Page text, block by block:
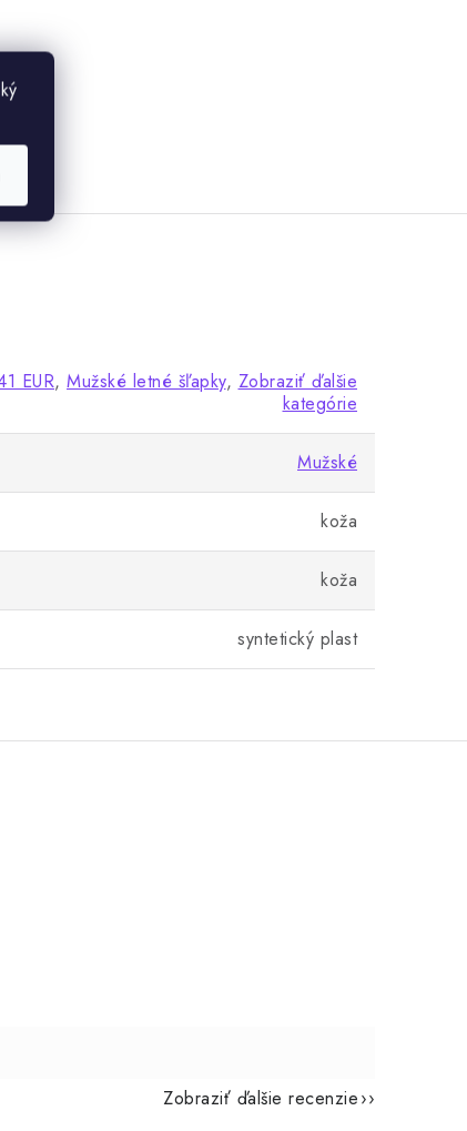
EUR, Mužské letné šľapky, Zobraziť ďalšie
kategórie
Mužské
koža
koža
syntetický plast
Zobraziť ďalšie recenzie